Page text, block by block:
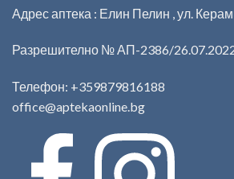
Адрес аптека : Елин Пелин , ул.
Разрешително № АП-2386/
Телефон: +359879816188
office@aptekaonline.bg